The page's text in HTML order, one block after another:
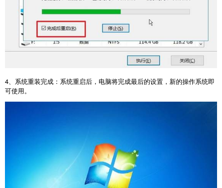
4、系统重装完成：系统重启后，电脑将完成最后的设置，新的操作系统即
可使用。